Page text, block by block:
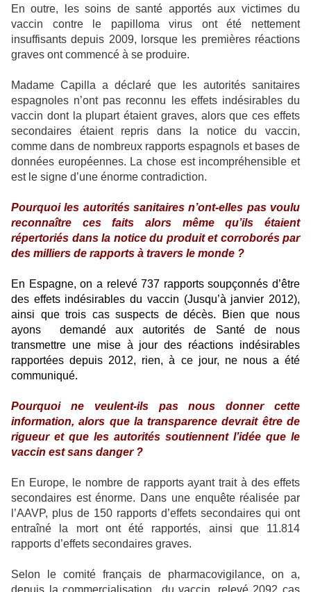
En outre, les soins de santé apportés aux victimes du
vaccin contre le papilloma virus ont été nettement
insuffisants depuis 2009, lorsque les premières réactions
graves ont commencé à se produire.
Madame Capilla a déclaré que les autorités sanitaires
espagnoles n’ont pas reconnu les effets indésirables du
vaccin dont la plupart étaient graves, alors que ces effets
secondaires étaient repris dans la notice du vaccin,
comme dans de nombreux rapports espagnols et bases de
données européennes. La chose est incompréhensible et
est le signe d’une énorme contradiction.
Pourquoi les autorités sanitaires n’ont-elles pas voulu
reconnaître ces faits alors même qu’ils étaient
répertoriés dans la notice du produit et corroborés par
des milliers de rapports à travers le monde ?
En Espagne, on a relevé 737 rapports soupçonnés d’être
des effets indésirables du vaccin (Jusqu’à janvier 2012),
ainsi que trois cas suspects de décès. Bien que nous
ayons
demandé aux autorités de Santé de nous
transmettre une mise à jour des réactions indésirables
rapportées depuis 2012, rien, à ce jour, ne nous a été
communiqué.
Pourquoi ne veulent-ils pas nous donner cette
information, alors que la transparence devrait être de
rigueur et que les autorités soutiennent l’idée que le
vaccin est sans danger ?
En Europe, le nombre de rapports ayant trait à des effets
secondaires est énorme. Dans une enquête réalisée par
l’AAVP, plus de 150 rapports d’effets secondaires qui ont
entraîné la mort ont été rapportés, ainsi que 11.814
rapports d’effets secondaires graves.
Selon le comité français de pharmacovigilance, on a,